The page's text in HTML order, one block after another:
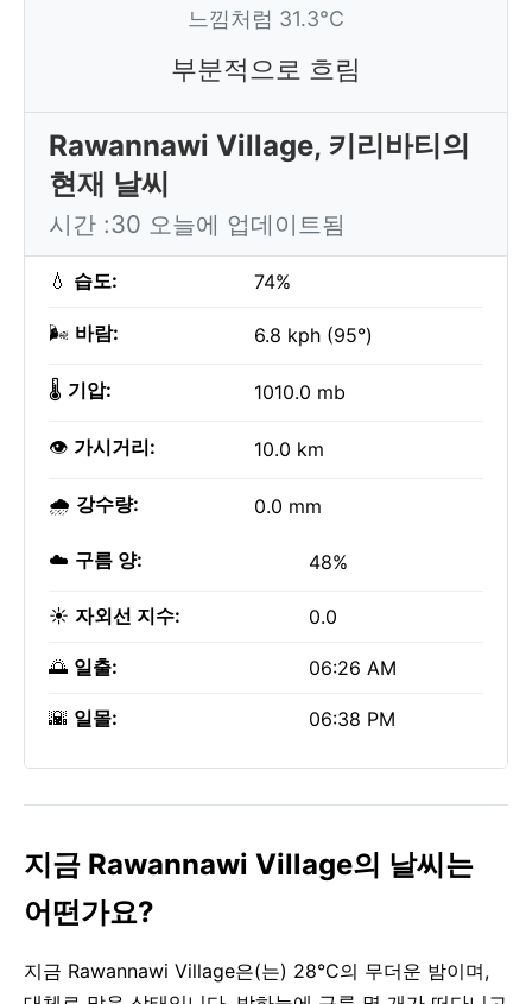
느낌처럼 31.3°C
부분적으로 흐림
Rawannawi Village, 키리바티의
현재 날씨
시간 :30 오늘에 업데이트됨
💧 습도: 74%
🌬️ 바람: 6.8 kph (95°)
🌡️ 기압: 1010.0 mb
👁️ 가시거리: 10.0 km
🌧️ 강수량: 0.0 mm
☁️ 구름 양: 48%
☀️ 자외선 지수: 0.0
🌅 일출: 06:26 AM
🌇 일몰: 06:38 PM
지금 Rawannawi Village의 날씨는
어떤가요?
지금 Rawannawi Village은(는) 28°C의 무더운 밤이며,